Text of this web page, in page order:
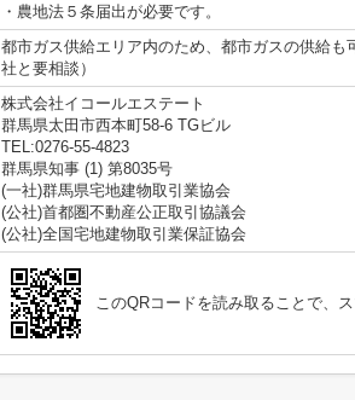
・農地法５条届出が必要です。
都市ガス供給エリア内のため、都市ガスの供給
社と要相談）
株式会社イコールエステート
群馬県太田市西本町58-6 TGビル
TEL:0276-55-4823
群馬県知事 (1) 第8035号
(一社)群馬県宅地建物取引業協会
(公社)首都圏不動産公正取引協議会
(公社)全国宅地建物取引業保証協会
このQRコードを読み取ることで、